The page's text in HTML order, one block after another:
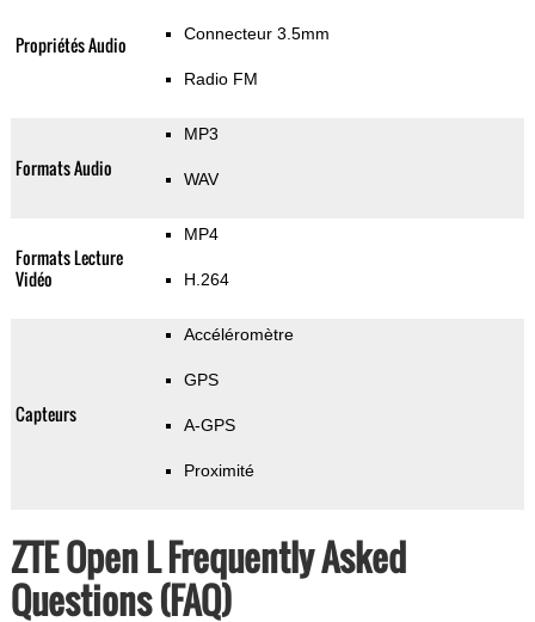
Propriétés Audio Connecteur 3.5mm
Radio FM
Formats Audio
MP3
WAV
Formats Lecture
Vidéo
MP4
H.264
Capteurs
Accéléromètre
GPS
A-GPS
Proximité
ZTE Open L Frequently Asked
Questions (FAQ)